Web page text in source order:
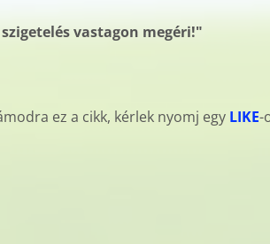
vastagon megéri!"
ez a cikk, kérlek nyomj egy LIKE-